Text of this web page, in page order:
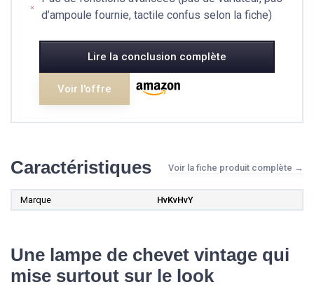
d’ampoule fournie, tactile confus selon la fiche)
Lire la conclusion complète
Voir l'offre
Caractéristiques Voir la fiche produit complète →
Marque HvKvHvY
Une lampe de chevet vintage qui
mise surtout sur le look